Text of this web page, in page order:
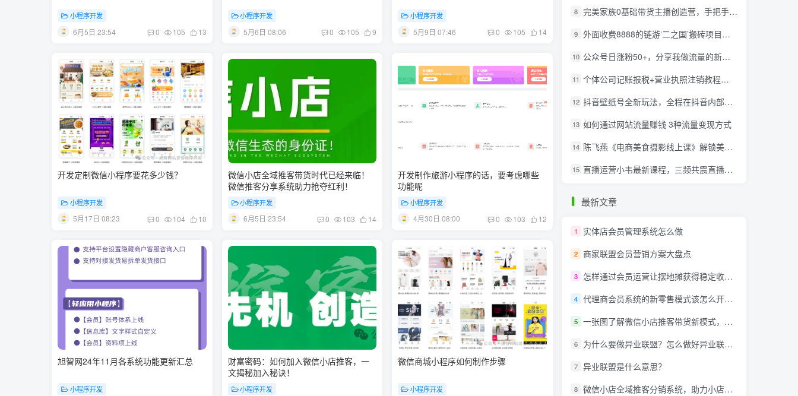
小程序开发
6月5日 23:54 0 105 13
小程序开发
5月6日 08:06 0 105 9
小程序开发
5月9日 07:46 0 105 14
开发定制微信小程序要花多少钱？
小程序开发
5月17日 08:23 0 104 10
微信小店全域推客带货时代已经来临！
微信推客分享系统助力抢夺红利！
小程序开发
6月5日 23:54 0 103 14
开发制作旅游小程序的话，要考虑哪些
功能呢
小程序开发
4月30日 08:00 0 103 12
旭智网24年11月各系统功能更新汇总
小程序开发
财富密码：如何加入微信小店推客，一
文揭秘加入秘诀！
小程序开发
微信商城小程序如何制作步骤
小程序开发
8 完美家族0基础带货主播创造营，​手把手教你从0~1做带货主播
9 外面收费8888的链游‘二之国’搬砖项目，20开日收益400+【详细操作教程】
10 公众号日涨粉50+，分享我做流量的新渠道
11 个体公司记账报税+营业执照注销教程：小白一看就会，某淘接业务一单搞几百
12 抖音壁纸号全新玩法，全程在抖音内部即可直接变现
13 如何通过网站流量赚钱 3种流量变现方式
14 陈飞燕《电商美食摄影线上课》解锁美食摄影技巧+快速变现+工资or销量翻倍
15 直播运营小韦最新课程，三频共震直播起号5.0版本更细致，玩法更新颖
最新文章
1 实体店会员管理系统怎么做
2 商家联盟会员营销方案大盘点
3 怎样通过会员运营让摆地摊获得稳定收入？
4 代理商会员系统的新零售模式该怎么开发呢？
5 一张图了解微信小店推客带货新模式，详解什么是推客带货？微信小店推客机构怎么玩？
6 为什么要做异业联盟？怎么做好异业联盟？
7 异业联盟是什么意思？
8 微信小店全域推客分销系统，助力小店商家达人创作者抢占万亿蓝海市场！